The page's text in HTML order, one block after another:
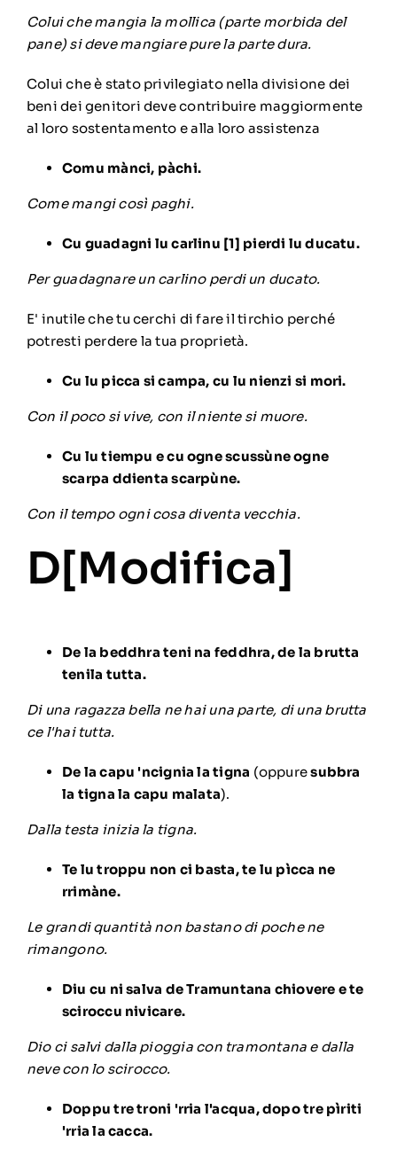
Colui che mangia la mollica (parte morbida del
pane) si deve mangiare pure la parte dura.
Colui che è stato privilegiato nella divisione dei
beni dei genitori deve contribuire maggiormente
al loro sostentamento e alla loro assistenza
Comu mànci, pàchi.
Come mangi così paghi.
Cu guadagni lu carlinu [1] pierdi lu ducatu.
Per guadagnare un carlino perdi un ducato.
E' inutile che tu cerchi di fare il tirchio perché
potresti perdere la tua proprietà.
Cu lu picca si campa, cu lu nienzi si mori.
Con il poco si vive, con il niente si muore.
Cu lu tiempu e cu ogne scussùne ogne
scarpa ddienta scarpùne.
Con il tempo ogni cosa diventa vecchia.
D[Modifica]
De la beddhra teni na feddhra, de la brutta
tenila tutta.
Di una ragazza bella ne hai una parte, di una brutta
ce l'hai tutta.
De la capu 'ncignia la tigna (oppuresubbra
la tigna la capu malata).
Dalla testa inizia la tigna.
Te lu troppu non ci basta, te lu pìcca ne
rrimàne.
Le grandi quantità non bastano di poche ne
rimangono.
Diu cu ni salva de Tramuntana chiovere e te
sciroccu nivicare.
Dio ci salvi dalla pioggia con tramontana e dalla
neve con lo scirocco.
Doppu tre troni 'rria l'acqua, dopo tre pìriti
'rria la cacca.